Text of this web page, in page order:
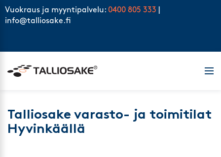
Skip to content
Vuokraus ja myyntipalvelu: 0400 805 333
info@talliosake.fi
Talliosake varasto- ja toimitilat
Hyvinkäällä